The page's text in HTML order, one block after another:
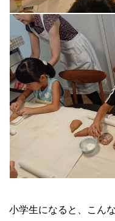
小学生になると、こん